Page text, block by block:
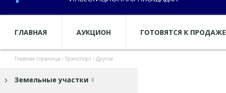
ГЛАВНАЯ АУКЦИОН ГОТОВЯТСЯ К ПРОДАЖЕ
Главная страница › Транспорт › Другое
Земельные участки 8